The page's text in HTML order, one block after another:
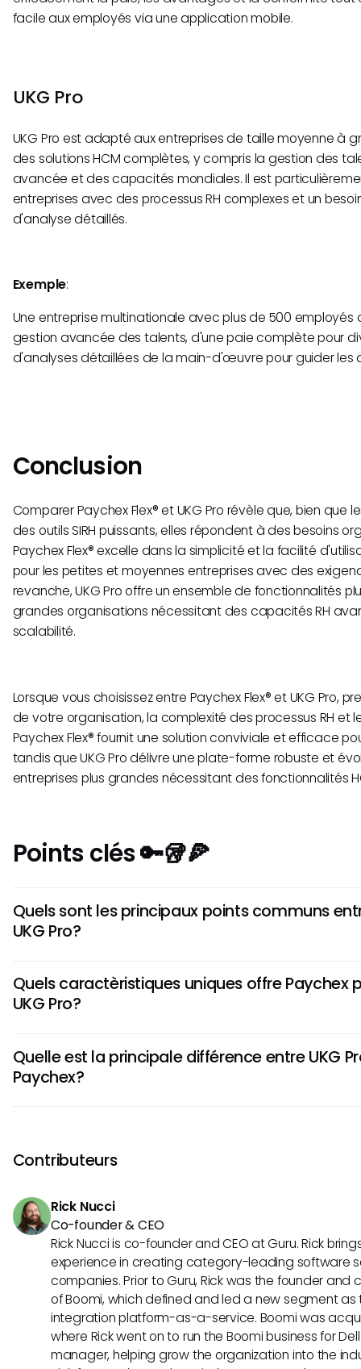
facile aux employés via une application mobile.
UKG Pro
UKG Pro est adapté aux entreprises de taille moyenne à
des solutions HCM complètes, y compris la gestion des
avancée et des capacités mondiales. Il est
entreprises avec des processus RH complexes et un
d'analyse détaillés.
Exemple:
Une entreprise multinationale avec plus de 500 employés
gestion avancée des talents, d'une paie complète pour
d'analyses détaillées de la main-d'œuvre pour guider les
Conclusion
Comparer Paychex Flex® et UKG Pro révèle que, bien que
des outils SIRH puissants, elles répondent à des besoins
Paychex Flex® excelle dans la simplicité et la facilité
pour les petites et moyennes entreprises avec des
revanche, UKG Pro offre un ensemble de fonctionnalités
grandes organisations nécessitant des capacités RH
scalabilité.
Lorsque vous choisissez entre Paychex Flex® et UKG Pro,
de votre organisation, la complexité des processus RH et
Paychex Flex® fournit une solution conviviale et efficace
tandis que UKG Pro délivre une plate-forme robuste et
entreprises plus grandes nécessitant des fonctionnalités
Points clés 🔑🥡🍕
Quels sont les principaux points communs
UKG Pro?
humaines complètes, notamment l\u2019traitement des
l\u2019administration des avantages et la gestion du
l\u2019industrie.
Quels caractèristiques uniques offre Paychex
UKG Pro?
employés d\u2019accéder à leurs relevés de salaire, à
avantages et à leurs demandes de congé dans
Quelle est la principale différence entre UKG
Paychex?
Son accent sur l\u2019engagement et le développement
distingue, ce qui en fait un choix idéal pour les
Contributeurs
Rick Nucci
Co-founder & CEO
Rick Nucci is co-founder and CEO at Guru. Rick
experience in creating category-leading software
companies. Prior to Guru, Rick was the founder
of Boomi, which defined and led a new segment
integration platform-as-a-service. Boomi was
where Rick went on to run the Boomi business for
manager, helping grow the organization into the